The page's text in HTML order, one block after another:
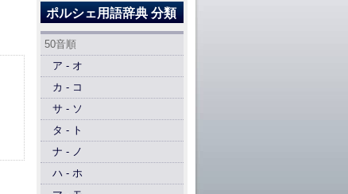
ポルシェ用語辞典 分類
50音順
ア - オ
カ - コ
サ - ソ
タ - ト
ナ - ノ
ハ - ホ